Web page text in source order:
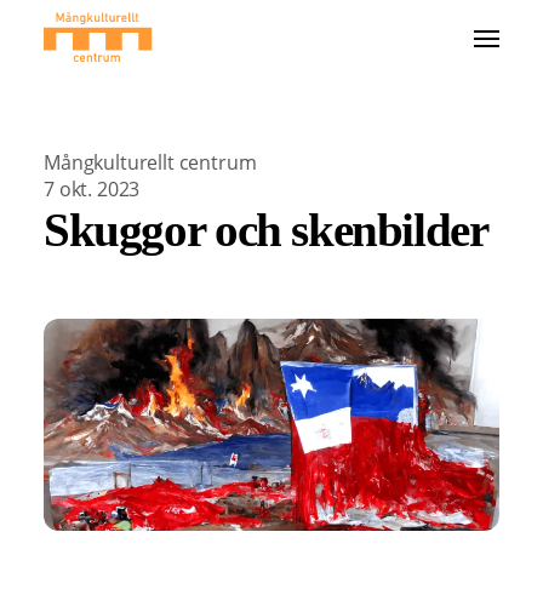
Mångkulturellt centrum
7 okt. 2023
Skuggor och skenbilder